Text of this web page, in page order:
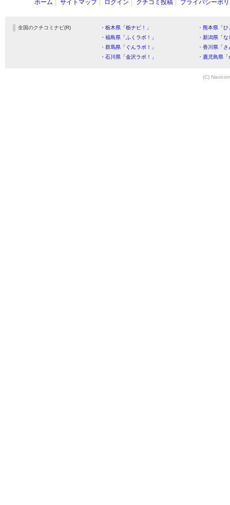
ホーム サイトマップ ログイン クチコミ投稿 プライバシーポ
全国のクチコミナビ(R) ・栃木県「栃ナビ！」
・熊本県「
・福島県「ふくラボ！」
・新潟県「
・群馬県「ぐんラボ！」
・香川県「
・石川県「金沢ラボ！」
・鹿児島県
(C)